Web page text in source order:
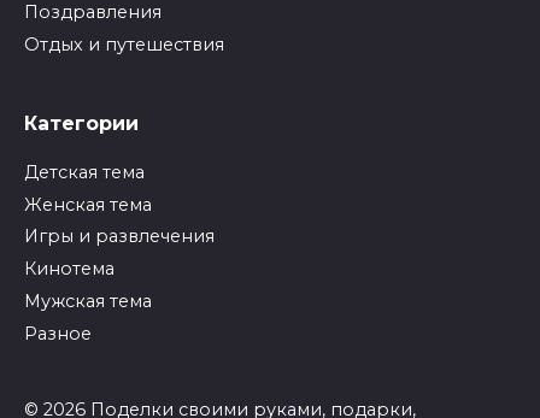
Поздравления
Отдых и путешествия
Категории
Детская тема
Женская тема
Игры и развлечения
Кинотема
Мужская тема
Разное
© 2026 Поделки своими руками, подарки,